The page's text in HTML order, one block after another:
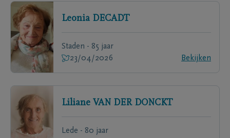
Leonia DECADT
Staden - 85 jaar
23/04/2026
Bekijken
Liliane VAN DER DONCKT
Lede - 80 jaar